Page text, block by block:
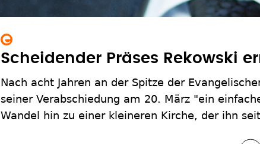
Scheidender Präses Rekowski
Nach acht Jahren an der Spitze der
seiner Verabschiedung am 20. März "ein
Wandel hin zu einer kleineren Kirche, der ihn